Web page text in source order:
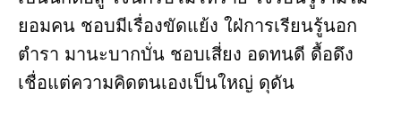
ยอมคน ชอบมีเรื่องขัดแย้ง ใฝ่การเรียนรู้นอก
ตำรา มานะบากบั่น ชอบเสี่ยง อดทนดี ดื้อดึง
เชื่อแต่ความคิดตนเองเป็นใหญ่ ดุดัน